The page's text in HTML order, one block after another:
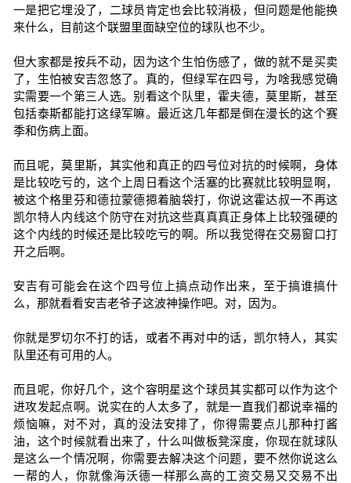
一是把它埋没了，二球员肯定也会比较消极，但问题是他能换
来什么，目前这个联盟里面缺空位的球队也不少。
但大家都是按兵不动，因为这个生怕伤感了，做的就不是买卖
了，生怕被安吉忽悠了。真的，但绿军在四号，为啥我感觉确
实需要一个第三人选。别看这个队里，霍夫德，莫里斯，甚至
包括泰斯都能打这绿军嘛。最近这几年都是倒在漫长的这个赛
季和伤病上面。
而且呢，莫里斯，其实他和真正的四号位对抗的时候啊，身体
是比较吃亏的，这个上周日看这个活塞的比赛就比较明显啊，
被这个格里芬和德拉蒙德摁着脑袋打，你说这霍达叔一不再这
凯尔特人内线这个防守在对抗这些真真真正身体上比较强硬的
这个内线的时候还是比较吃亏的啊。所以我觉得在交易窗口打
开之后啊。
安吉有可能会在这个四号位上搞点动作出来，至于搞谁搞什
么，那就看看安吉老爷子这波神操作吧。对，因为。
你就是罗切尔不打的话，或者不再对中的话，凯尔特人，其实
队里还有可用的人。
而且呢，你好几个，这个容明星这个球员其实都可以作为这个
进攻发起点啊。说实在的人太多了，就是一直我们都说幸福的
烦恼嘛，对不对，真的没法安排了，你得需要点儿那种打酱
油，这个时候就看出来了，什么叫做板凳深度，你现在就球队
是这么一个情况啊，你需要去解决这个问题，要不然你说这么
一帮的人，你就像海沃德一样那么高的工资交易又交易不出